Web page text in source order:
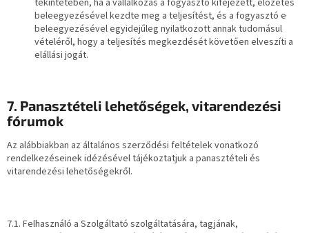
beleegyezésével kezdte meg a teljesítést, és a fogyasztó e
beleegyezésével egyidejűleg nyilatkozott annak tudomásul
vételéről, hogy a teljesítés megkezdését követően elveszíti a
elállási jogát.
7. Panasztételi lehetőségek, vitarendezési
fórumok
Az alábbiakban az általános szerződési feltételek vonatkozó
rendelkezéseinek idézésével tájékoztatjuk a panasztételi és
vitarendezési lehetőségekről.
7.1. Felhasználó a Szolgáltató szolgáltatására, tagjának,